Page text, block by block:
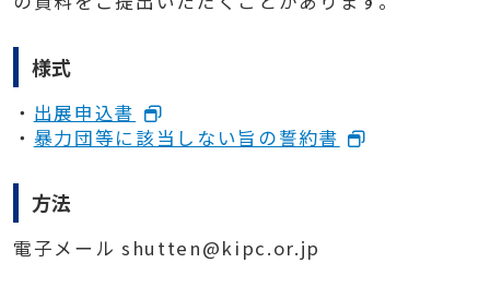
様式
・ 出展申込書
・ 暴力団等に該当しない旨の誓約書
方法
電子メール shutten@kipc.or.jp